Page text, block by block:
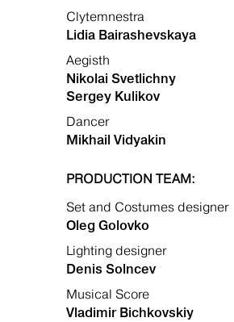
Clytemnestra
Lidia Bairashevskaya
Aegisth
Nikolai Svetlichny
Sergey Kulikov
Dancer
Mikhail Vidyakin
PRODUCTION TEAM:
Set and Costumes designer
Oleg Golovko
Lighting designer
Denis Solncev
Musical Score
Vladimir Bichkovskiy